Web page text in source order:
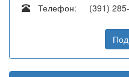
Телефон:
(391)